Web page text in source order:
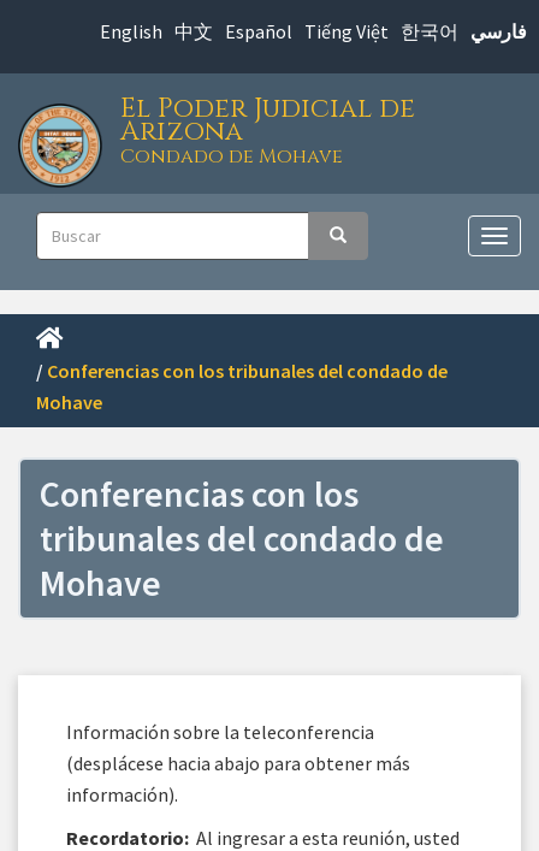
contenido
principal
English 中文 Español Tiếng Việt 한국어 فارسي
El Poder Judicial de
Arizona
Condado de Mohave
Buscar Buscar
Navegación
principal
/ Conferencias con los tribunales del condado de
Mohave
Conferencias con los
tribunales del condado de
Mohave
Información sobre la teleconferencia
(desplácese hacia abajo para obtener más
información).
Recordatorio: Al ingresar a esta reunión, usted